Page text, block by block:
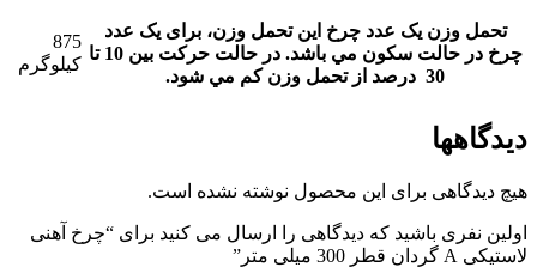
تحمل وزن یک عدد چرخ این تحمل وزن، برای يک عدد
چرخ در حالت سکون مي باشد. در حالت حرکت بين 10 تا
30 درصد از تحمل وزن کم مي شود.
875
کیلوگرم
دیدگاهها
هیچ دیدگاهی برای این محصول نوشته نشده است.
اولین نفری باشید که دیدگاهی را ارسال می کنید برای “چرخ آهنی
لاستیکی A گردان قطر 300 میلی متر”